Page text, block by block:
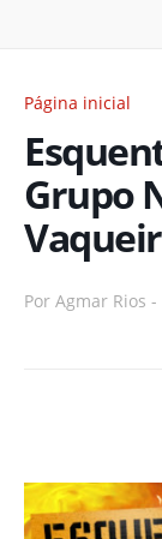
Página inicial
Grupo
Por Agmar Rios -